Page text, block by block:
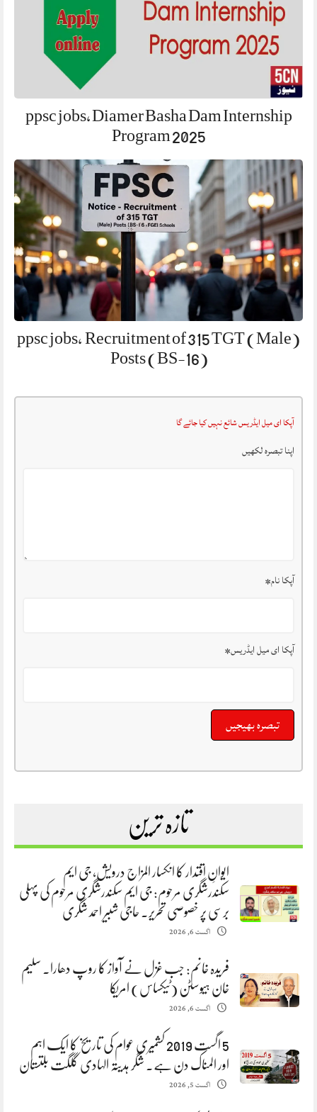
ppsc jobs, Diamer Basha Dam Internship
Program 2025
ppsc jobs, Recruitment of 315 TGT (Male)
Posts (BS-16)
آپکا ای میل ایڈریس شائع نہیں کیا جائے گا
اپنا تبصرہ لکھیں
آپکا نام*
آپکا ای میل ایڈریس*
تازہ ترین
ایوانِ اقتدار کا انکسار المزاج درویش، جی ایم
سکندرشگری مرحوم: جی ایم سکندرشگری مرحوم کی پہلی
برسی پر خصوصی تحریر. حاجی شبیر احمد شگری
اگست 6, 2026
فریدہ خانم: جب غزل نے آواز کا روپ دھارا. سلیم
خان ہیوسٹن (ٹیکساس) امریکا
اگست 6, 2026
5 اگست 2019 کشمیری عوام کی تاریخ کا ایک اہم
اور المناک دن ہے. شگر ہدیتہ الہادی گلگت بلتستان
اگست 5, 2026